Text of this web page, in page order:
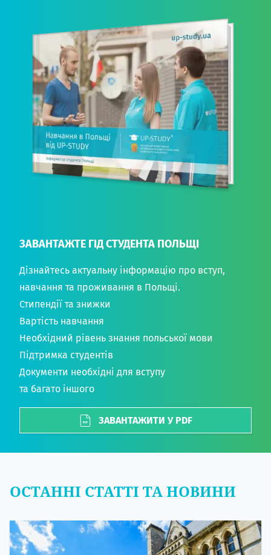
ЗАВАНТАЖТЕ ГІД СТУДЕНТА ПОЛЬЩІ
Дізнайтесь актуальну інформацію про вступ,
навчання та проживання в Польщі.
Стипендії та знижки
Вартість навчання
Необхідний рівень знання польської мови
Підтримка студентів
Документи необхідні для вступу
та багато іншого
ЗАВАНТАЖИТИ У PDF
ОСТАННІ СТАТТІ ТА НОВИНИ